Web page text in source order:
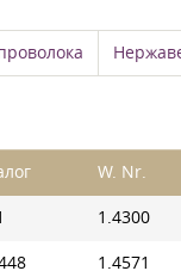
W. Nr.
1.4300
1.4571